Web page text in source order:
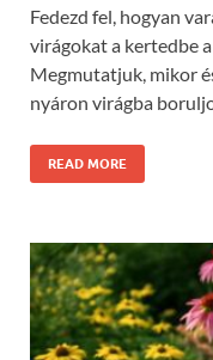
Fedezd fel, hogyan
virágokat a kertedbe
Megmutatjuk, mikor
nyáron virágba
READ MORE